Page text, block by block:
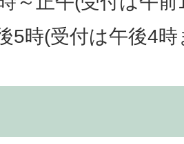
5時(受付は午後4時